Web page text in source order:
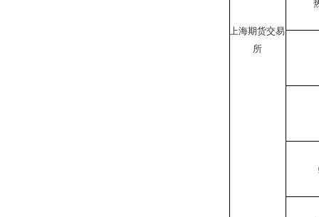
上海期货交易
所